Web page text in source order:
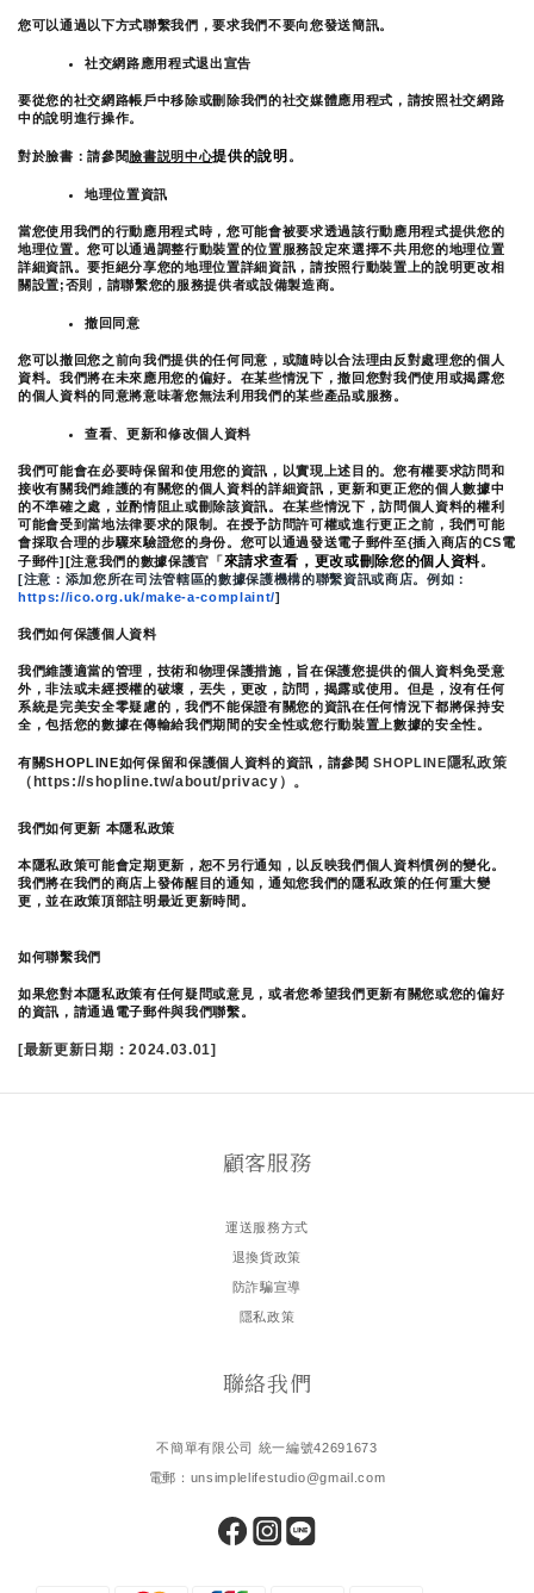
您可以通過以下方式聯繫我們，要求我們不要向您發送簡訊。
社交網路應用程式退出宣告
要從您的社交網路帳戶中移除或刪除我們的社交媒體應用程式，請按照社交網路
中的說明進行操作。
對於臉書：請參閱臉書説明中心提供的說明 。
地理位置資訊
當您使用我們的行動應用程式時，您可能會被要求透過該行動應用程式提供您的
地理位置。您可以通過調整行動裝置的位置服務設定來選擇不共用您的地理位置
詳細資訊。要拒絕分享您的地理位置詳細資訊，請按照行動裝置上的說明更改相
關設置;否則，請聯繫您的服務提供者或設備製造商。
撤回同意
您可以撤回您之前向我們提供的任何同意，或隨時以合法理由反對處理您的個人
資料。我們將在未來應用您的偏好。在某些情況下，撤回您對我們使用或揭露您
的個人資料的同意將意味著您無法利用我們的某些產品或服務。
查看、更新和修改個人資料
我們可能會在必要時保留和使用您的資訊，以實現上述目的。您有權要求訪問和
接收有關我們維護的有關您的個人資料的詳細資訊，更新和更正您的個人數據中
的不準確之處，並酌情阻止或刪除該資訊。在某些情況下，訪問個人資料的權利
可能會受到當地法律要求的限制。在授予訪問許可權或進行更正之前，我們可能
會採取合理的步驟來驗證您的身份。您可以通過發送電子郵件至{插入商店的CS電
子郵件][注意我們的數據保護官「來請求查看，更改或刪除您的個人資料。
[注意：添加您所在司法管轄區的數據保護機構的聯繫資訊或商店。例如：
https://ico.org.uk/make-a-complaint/]
我們如何保護個人資料
我們維護適當的管理，技術和物理保護措施，旨在保護您提供的個人資料免受意
外，非法或未經授權的破壞，丟失，更改，訪問，揭露或使用。但是，沒有任何
系統是完美安全零疑慮的，我們不能保證有關您的資訊在任何情況下都將保持安
全，包括您的數據在傳輸給我們期間的安全性或您行動裝置上數據的安全性。
有關SHOPLINE如何保留和保護個人資料的資訊，請參閱 SHOPLINE 隱私政策
（https://shopline.tw/about/privacy）。
我們如何更新 本隱私政策
本隱私政策可能會定期更新，恕不另行通知，以反映我們個人資料慣例的變化。
我們將在我們的商店上發佈醒目的通知，通知您我們的隱私政策的任何重大變
更，並在政策頂部註明最近更新時間。
如何聯繫我們
如果您對本隱私政策有任何疑問或意見，或者您希望我們更新有關您或您的偏好
的資訊，請通過電子郵件與我們聯繫。
[最新更新日期：2024.03.01]
顧客服務
運送服務方式
退換貨政策
防詐騙宣導
隱私政策
聯絡我們
不簡單有限公司 統一編號42691673
電郵：unsimplelifestudio@gmail.com